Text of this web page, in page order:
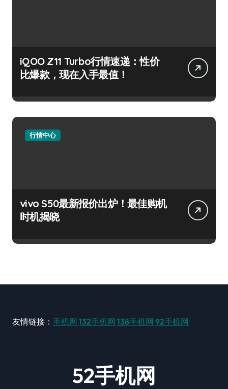
iQOO Z11 Turbo行情速递：性价
比爆款，现在入手最值！
行情中心
vivo S50最新报价出炉！最佳购机
时机揭晓
友情链接： 手机网 132手机网 138手机网 92手机网
52手机网